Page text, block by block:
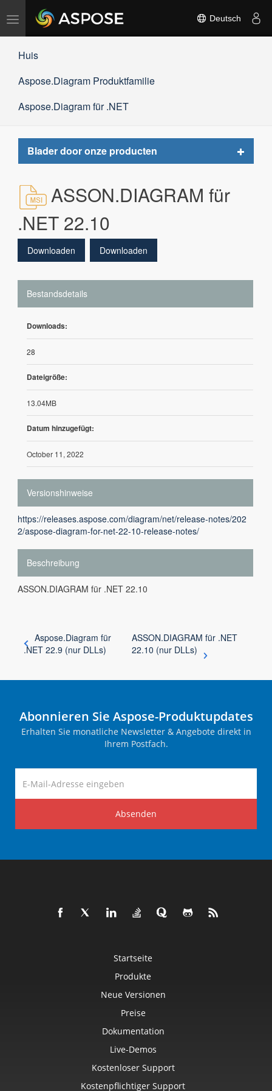
Navigation
umschalten
Deutsch
Huis
Aspose.Diagram Produktfamilie
Aspose.Diagram für .NET
Blader door onze producten
Toggle
ASSON.DIAGRAM für
.NET 22.10
Downloaden Downloaden
Bestandsdetails
Downloads:
28
Dateigröße:
13.04MB
Datum hinzugefügt:
October 11, 2022
Versionshinweise
https://releases.aspose.com/diagram/net/release-notes/202
2/aspose-diagram-for-net-22-10-release-notes/
Beschreibung
ASSON.DIAGRAM für .NET 22.10
Aspose.Diagram für
.NET 22.9 (nur DLLs)
ASSON.DIAGRAM für .NET
22.10 (nur DLLs)
Abonnieren Sie Aspose-Produktupdates
Erhalten Sie monatliche Newsletter & Angebote direkt in
Ihrem Postfach.
Absenden
Startseite
Produkte
Neue Versionen
Preise
Dokumentation
Live-Demos
Kostenloser Support
Kostenpflichtiger Support